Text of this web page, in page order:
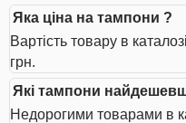
Яка ціна на тампони ?
Вартість товару в
грн.
Які тампони
Недорогими товарами в